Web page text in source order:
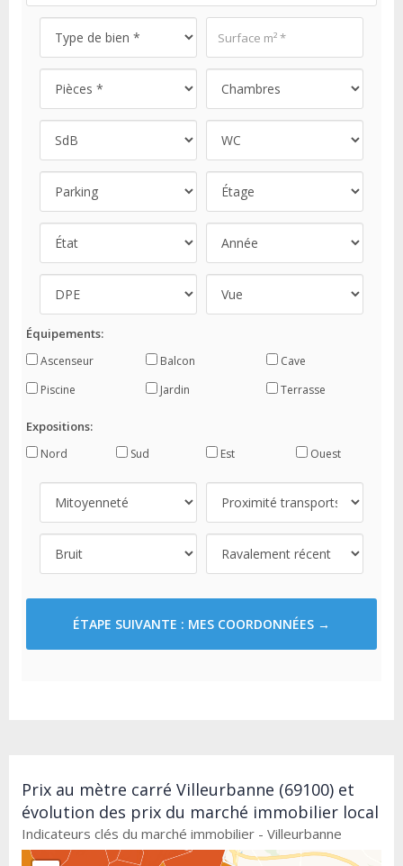
Équipements:
Ascenseur Balcon
Cave
Piscine
Jardin Terrasse
Expositions:
Nord Sud Est Ouest
ÉTAPE SUIVANTE : MES COORDONNÉES →
Prix au mètre carré Villeurbanne (69100) et
évolution des prix du marché immobilier local
Indicateurs clés du marché immobilier - Villeurbanne